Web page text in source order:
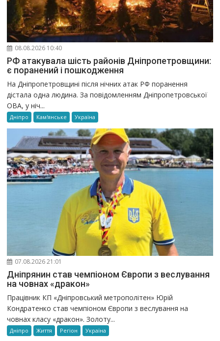
08.08.2026 10:40
РФ атакувала шість районів Дніпропетровщини:
є поранений і пошкодження
На Дніпропетровщині після нічних атак РФ поранення
дістала одна людина. За повідомленням Дніпропетровської
ОВА, у ніч...
Дніпро Кам'янське Україна
07.08.2026 21:01
Дніпрянин став чемпіоном Європи з веслування
на човнах «дракон»
Працівник КП «Дніпровський метрополітен» Юрій
Кондратенко став чемпіоном Європи з веслування на
човнах класу «дракон». Золоту...
Дніпро Життя Регіон Україна